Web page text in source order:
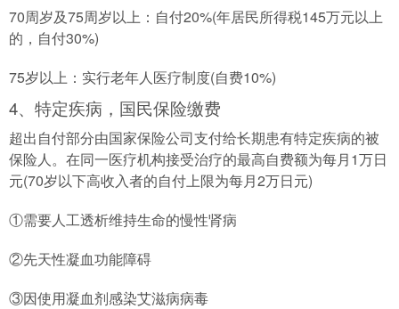
70周岁及75周岁以上：自付20%(年居民所得税145万元以上
的，自付30%)
75岁以上：实行老年人医疗制度(自费10%)
4、特定疾病，国民保险缴费
超出自付部分由国家保险公司支付给长期患有特定疾病的被
保险人。在同一医疗机构接受治疗的最高自费额为每月1万日
元(70岁以下高收入者的自付上限为每月2万日元)
①需要人工透析维持生命的慢性肾病
②先天性凝血功能障碍
③因使用凝血剂感染艾滋病病毒